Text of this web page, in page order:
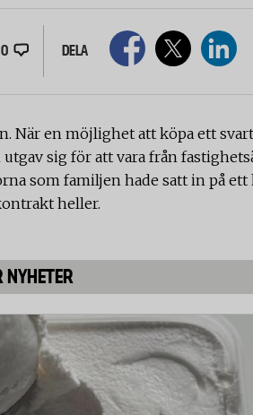
0 DELA
När en möjlighet att köpa ett
sig för att vara från
som familjen hade satt in på ett
heller.
NYHETER